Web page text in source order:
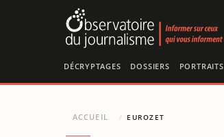
DÉCRYPTAGES DOSSIERS PORTRAITS
ACCUEIL / EUROZET
Panneau de gestion des cookies